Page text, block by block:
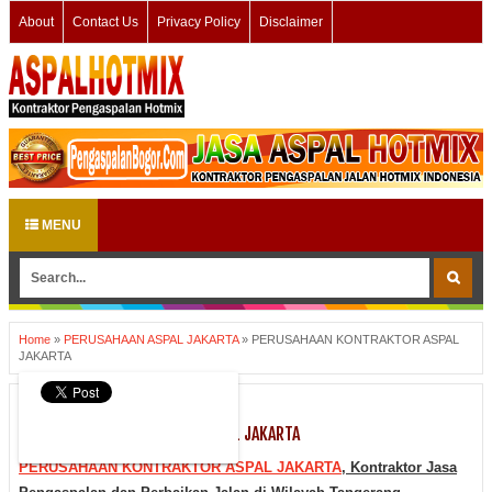
About Contact Us Privacy Policy Disclaimer
MENU
Home » PERUSAHAAN ASPAL JAKARTA» PERUSAHAAN KONTRAKTOR ASPAL
JAKARTA
PERUSAHAAN ASPAL JAKARTA
PERUSAHAAN KONTRAKTOR ASPAL JAKARTA
PERUSAHAAN KONTRAKTOR ASPAL JAKARTA, Kontraktor Jasa